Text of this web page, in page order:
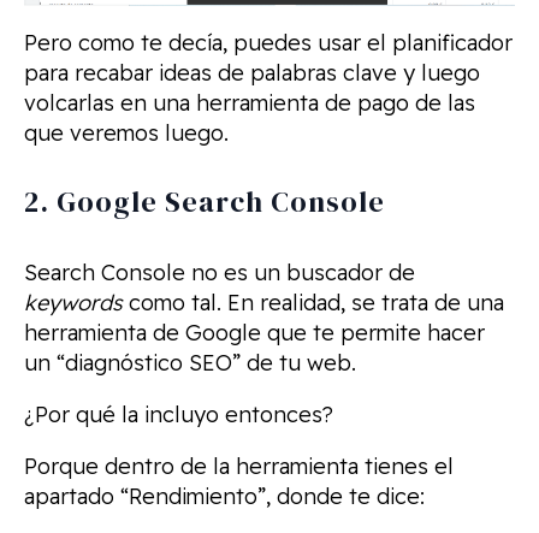
Pero como te decía, puedes usar el planificador
para recabar ideas de palabras clave y luego
volcarlas en una herramienta de pago de las
que veremos luego.
2. Google Search Console
Search Console no es un buscador de
keywordscomo tal. En realidad, se trata de una
herramienta de Google que te permite hacer
un “diagnóstico SEO” de tu web.
¿Por qué la incluyo entonces?
Porque dentro de la herramienta tienes el
apartado “Rendimiento”, donde te dice: